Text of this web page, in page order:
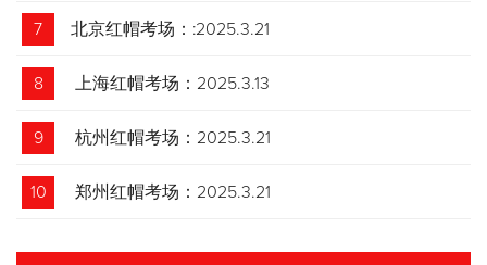
7 北京红帽考场：:2025.3.21
8 上海红帽考场：2025.3.13
9 杭州红帽考场：2025.3.21
10 郑州红帽考场：2025.3.21